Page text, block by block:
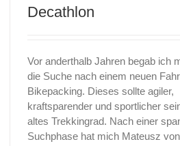
Decathlon
Vor anderthalb Jahren begab ich
die Suche nach einem neuen
Bikepacking. Dieses sollte agiler,
kraftsparender und sportlicher
altes Trekkingrad. Nach einer
Suchphase hat mich Mateusz von